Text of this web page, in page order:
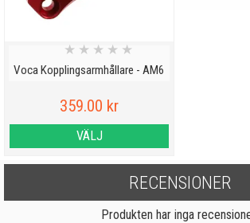
Voca Kopplingsarmhållare - AM6
★ ★ ★ ★ ★
359.00 kr
VÄLJ
RECENSIONER
Produkten har inga